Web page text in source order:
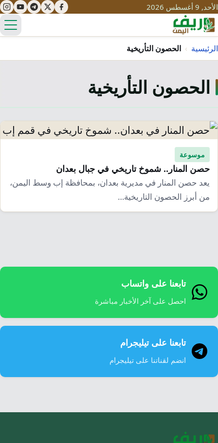
الأحد, 9 أغسطس 2026
مياه
طرُق
قصص نجاح
مبادرات
سياحة
تراث
ثقافة
التغير المناخي
محميات
التلوث
حلول
نساء
تقارير صور
فيديو
الرئيسية › الحصون التأريخية
الحصون التأريخية
موسوعة
حصن المنار.. شموخ تاريخي في جبال بعدان
يعد حصن المنار في مديرية بعدان، بمحافظة إب وسط اليمن،
من أبرز الحصون التاريخية…
تابعنا على واتساب
احصل على آخر الأخبار مباشرة
تابعنا على تيليجرام
انضم لقناتنا على تيليجرام